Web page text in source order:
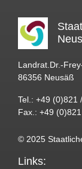
Landrat.Dr.-
86356 Neusäß
Tel.: +49 (0)821
Fax.: +49
© 2025
Links: